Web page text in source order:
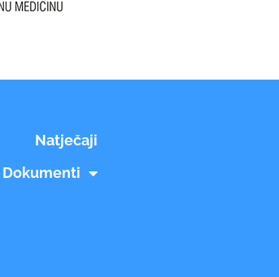
Natječaji
Dokumenti